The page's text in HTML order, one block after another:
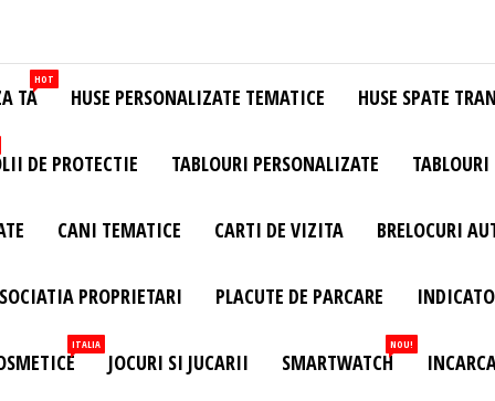
TA
HOT
HUSE PERSONALIZATE TEMATICE HUSE SPATE
DE PROTECTIE TABLOURI PERSONALIZATE TABLOURI
CANI TEMATICE CARTI DE VIZITA BRELOCURI
PROPRIETARI PLACUTE DE PARCARE
ITALIA
JOCURI SI JUCARII SMARTWATCH
NOU!